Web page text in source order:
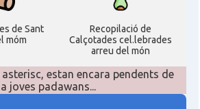
de Sant
móm
Recopilació de
Calçotades cel.lebrades
arreu del món
estan encara pendents de
joves padawans...